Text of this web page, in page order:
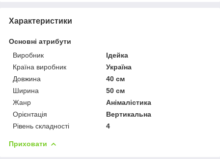
Характеристики
Основні атрибути
Виробник
Ідейка
Країна виробник
Україна
Довжина
40 см
Ширина
50 см
Жанр
Анімалістика
Орієнтація
Вертикальна
Рівень складності
4
Приховати